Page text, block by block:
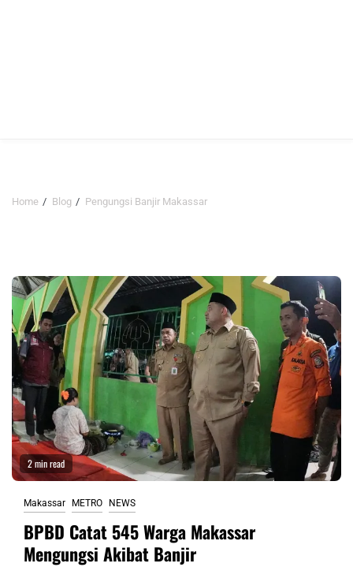
Home Blog Pengungsi Banjir Makassar
2 min read
Makassar METRO NEWS
BPBD Catat 545 Warga Makassar
Mengungsi Akibat Banjir